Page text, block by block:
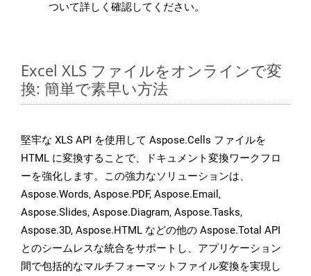
ついて詳しく確認してください。
Excel XLS ファイルをオンラインで変
換: 簡単で素早い方法
堅牢な XLS API を使用して Aspose.Cells ファイルを
HTML に変換することで、ドキュメント変換ワークフロ
ーを強化します。この強力なソリューションは、
Aspose.Words, Aspose.PDF, Aspose.Email,
Aspose.Slides, Aspose.Diagram, Aspose.Tasks,
Aspose.3D, Aspose.HTML などの他の Aspose.Total API
とのシームレスな統合をサポートし、アプリケーション
間で包括的なマルチフォーマットファイル変換を実現し